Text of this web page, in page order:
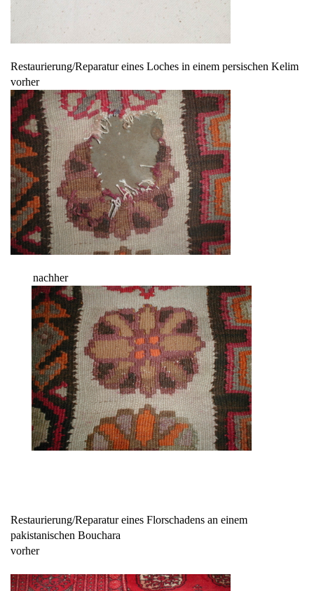
Restaurierung/Reparatur eines Loches in einem persischen Kelim
vorher
nachher
Restaurierung/Reparatur eines Florschadens an einem
pakistanischen Bouchara
vorher